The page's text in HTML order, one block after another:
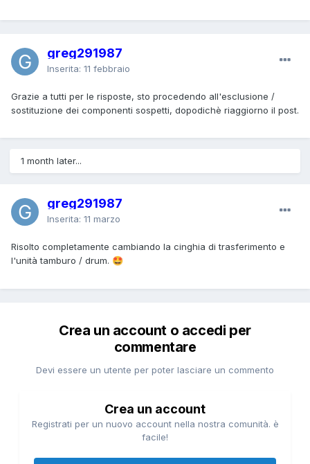
greg291987
Inserita: 11 febbraio
Grazie a tutti per le risposte, sto procedendo all'esclusione /
sostituzione dei componenti sospetti, dopodichè riaggiorno il post.
1 month later...
greg291987
Inserita: 11 marzo
Risolto completamente cambiando la cinghia di trasferimento e
l'unità tamburo / drum. 🤩
Crea un account o accedi per
commentare
Devi essere un utente per poter lasciare un commento
Crea un account
Registrati per un nuovo account nella nostra comunità. è
facile!